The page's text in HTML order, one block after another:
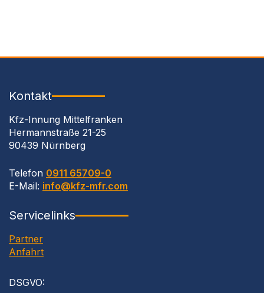
Kontakt
Kfz-Innung Mittelfranken
Hermannstraße 21-25
90439 Nürnberg
Telefon 0911 65709-0
E-Mail: info@kfz-mfr.com
Servicelinks
Partner
Anfahrt
DSGVO: